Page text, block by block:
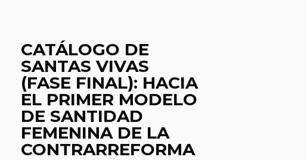
CATÁLOGO DE
SANTAS VIVAS
(FASE FINAL): HACIA
EL PRIMER MODELO
DE SANTIDAD
FEMENINA DE LA
CONTRARREFORMA